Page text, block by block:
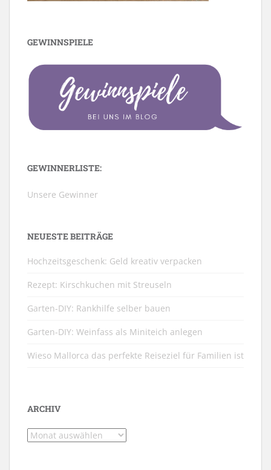
GEWINNSPIELE
GEWINNERLISTE:
Unsere Gewinner
NEUESTE BEITRÄGE
Hochzeitsgeschenk: Geld kreativ verpacken
Rezept: Kirschkuchen mit Streuseln
Garten-DIY: Rankhilfe selber bauen
Garten-DIY: Weinfass als Miniteich anlegen
Wieso Mallorca das perfekte Reiseziel für Familien ist
ARCHIV
Archiv